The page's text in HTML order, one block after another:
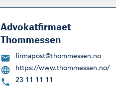
Advokatfirmaet
Thommessen
firmapost@thommessen.no
https://www.thommessen.no/
23 11 11 11